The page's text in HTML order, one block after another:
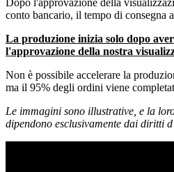
conto bancario, il tempo di consegna
La produzione inizia solo dopo
l'approvazione della nostra
Non è possibile accelerare la
ma il 95% degli ordini viene
Le immagini sono illustrative, e la
dipendono esclusivamente dai diritti